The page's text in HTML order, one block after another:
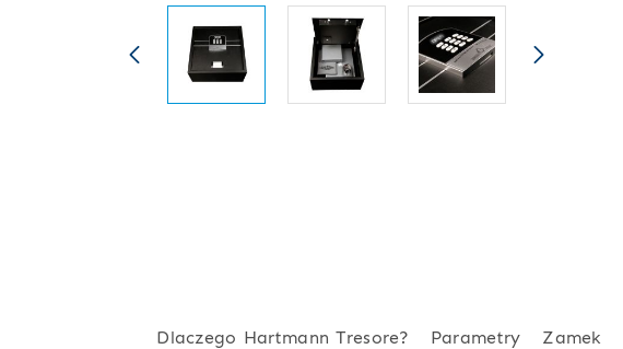
Dlaczego Hartmann Tresore? Parametry Zamek